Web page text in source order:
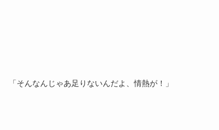
「そんなんじゃあ足りないんだよ、情熱が！」